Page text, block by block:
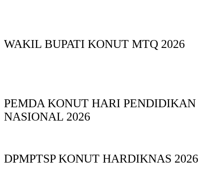
WAKIL BUPATI KONUT MTQ 2026
PEMDA KONUT HARI PENDIDIKAN
NASIONAL 2026
DPMPTSP KONUT HARDIKNAS 2026